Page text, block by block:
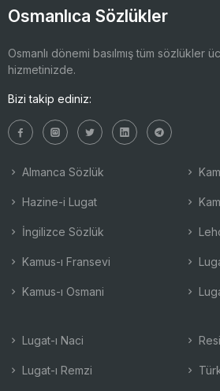
Osmanlıca Sözlükler
Osmanlı dönemi basılmış tüm sözlükler
hizmetinizde.
Bizi takip ediniz:
Almanca Sözlük
Hazine-i Lugat
İngilizce Sözlük
Kamus-ı Fransevi
Kamus-ı Osmani
Lugat-ı Naci
Lugat-ı Remzi